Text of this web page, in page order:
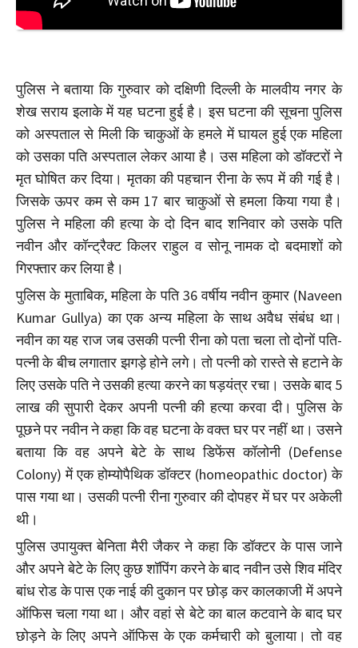
पुलिस ने बताया कि गुरुवार को दक्षिणी दिल्ली के मालवीय नगर के
शेख सराय इलाके में यह घटना हुई है। इस घटना की सूचना पुलिस
को अस्पताल से मिली कि चाकुओं के हमले में घायल हुई एक महिला
को उसका पति अस्पताल लेकर आया है। उस महिला को डॉक्टरों ने
मृत घोषित कर दिया। मृतका की पहचान रीना के रूप में की गई है।
जिसके ऊपर कम से कम 17 बार चाकुओं से हमला किया गया है।
पुलिस ने महिला की हत्या के दो दिन बाद शनिवार को उसके पति
नवीन और कॉन्ट्रैक्ट किलर राहुल व सोनू नामक दो बदमाशों को
गिरफ्तार कर लिया है।
पुलिस के मुताबिक, महिला के पति 36 वर्षीय नवीन कुमार (Naveen
Kumar Gullya) का एक अन्य महिला के साथ अवैध संबंध था।
नवीन का यह राज जब उसकी पत्नी रीना को पता चला तो दोनों पति-
पत्नी के बीच लगातार झगड़े होने लगे। तो पत्नी को रास्ते से हटाने के
लिए उसके पति ने उसकी हत्या करने का षड़यंत्र रचा। उसके बाद 5
लाख की सुपारी देकर अपनी पत्नी की हत्या करवा दी। पुलिस के
पूछने पर नवीन ने कहा कि वह घटना के वक्त घर पर नहीं था। उसने
बताया कि वह अपने बेटे के साथ डिफेंस कॉलोनी (Defense
Colony) में एक होम्योपैथिक डॉक्टर (homeopathic doctor) के
पास गया था। उसकी पत्नी रीना गुरुवार की दोपहर में घर पर अकेली
थी।
पुलिस उपायुक्त बेनिता मैरी जैकर ने कहा कि डॉक्टर के पास जाने
और अपने बेटे के लिए कुछ शॉपिंग करने के बाद नवीन उसे शिव मंदिर
बांध रोड के पास एक नाई की दुकान पर छोड़ कर कालकाजी में अपने
ऑफिस चला गया था। और वहां से बेटे का बाल कटवाने के बाद घर
छोड़ने के लिए अपने ऑफिस के एक कर्मचारी को बुलाया। तो वह